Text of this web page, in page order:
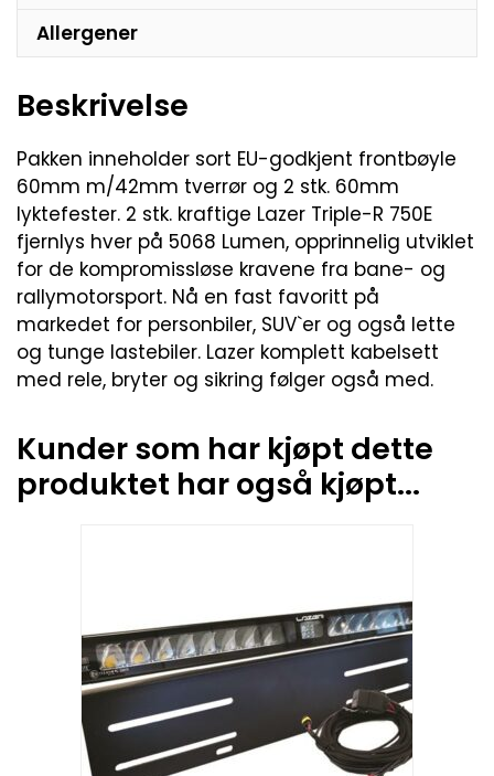
Allergener
Beskrivelse
Pakken inneholder sort EU-godkjent frontbøyle
60mm m/42mm tverrør og 2 stk. 60mm
lyktefester. 2 stk. kraftige Lazer Triple-R 750E
fjernlys hver på 5068 Lumen, opprinnelig utviklet
for de kompromissløse kravene fra bane- og
rallymotorsport. Nå en fast favoritt på
markedet for personbiler, SUV`er og også lette
og tunge lastebiler. Lazer komplett kabelsett
med rele, bryter og sikring følger også med.
Kunder som har kjøpt dette
produktet har også kjøpt...